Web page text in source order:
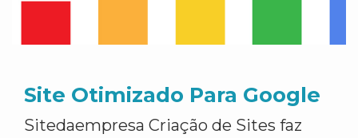
Site Otimizado Para Google
Sitedaempresa Criação de Sites faz